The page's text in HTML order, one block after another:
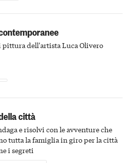
pittura dell'artista Luca Olivero
città
e risolvi con le avventure che
tutta la famiglia in giro per la città
i segreti